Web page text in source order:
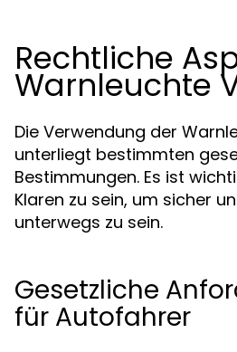
Rechtliche
Warnleuchte
Die Verwendung der
unterliegt bestimmten
Bestimmungen. Es ist
Klaren zu sein, um sicher
unterwegs zu sein.
Gesetzliche
für Autofahrer